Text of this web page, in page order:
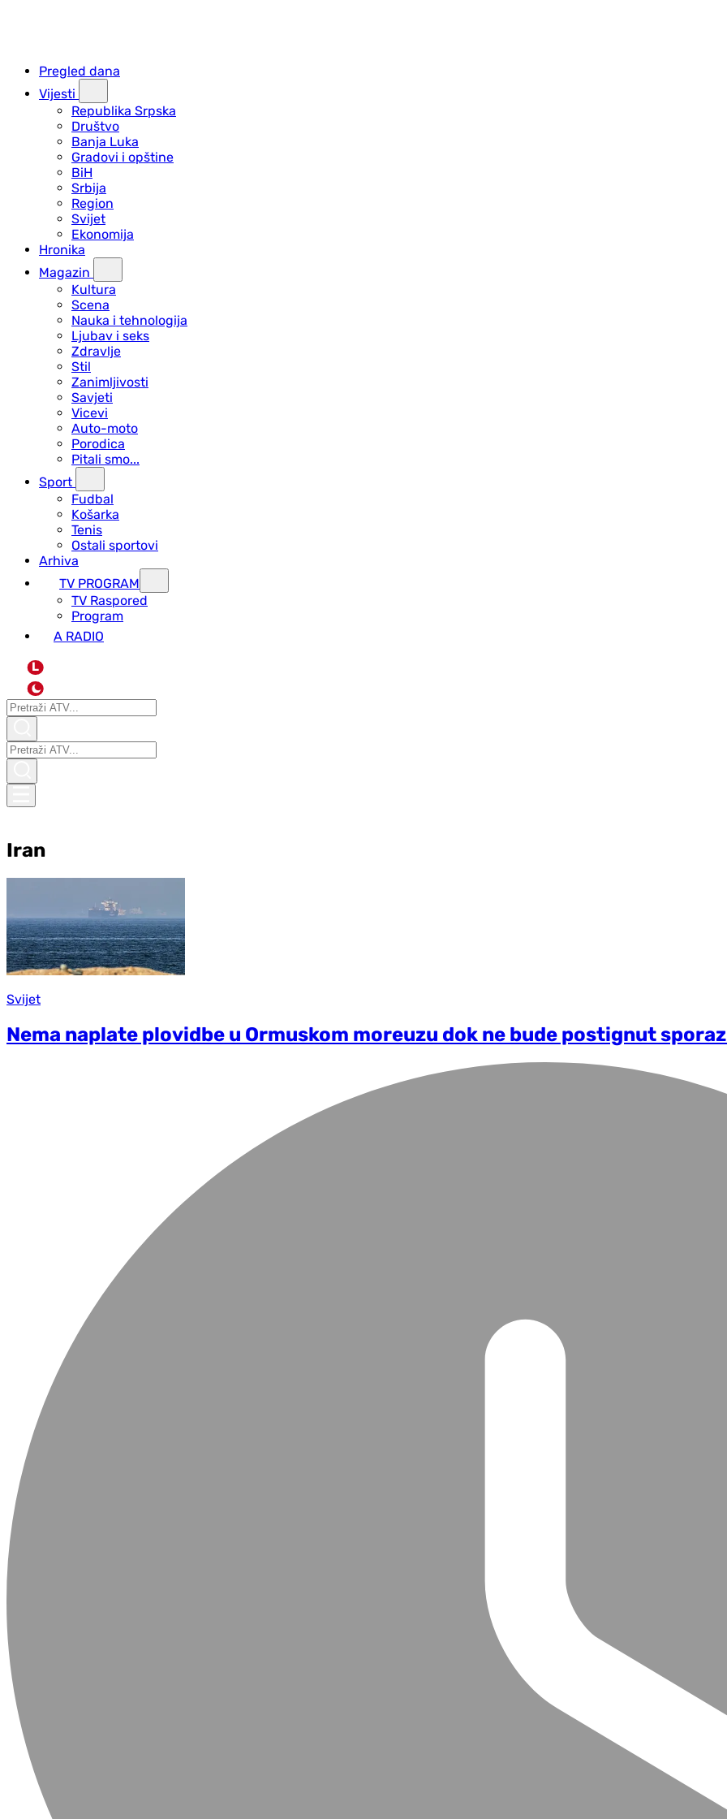
Pregled dana
Vijesti
Republika Srpska
Društvo
Banja Luka
Gradovi i opštine
BiH
Srbija
Region
Svijet
Ekonomija
Hronika
Magazin
Kultura
Scena
Nauka i tehnologija
Ljubav i seks
Zdravlje
Stil
Zanimljivosti
Savjeti
Vicevi
Auto-moto
Porodica
Pitali smo...
Sport
Fudbal
Košarka
Tenis
Ostali sportovi
Arhiva
TV PROGRAM
ТV Raspored
Program
A RADIO
L
Iran
Svijet
Nema naplate plovidbe u Ormuskom moreuzu dok ne bude postignut